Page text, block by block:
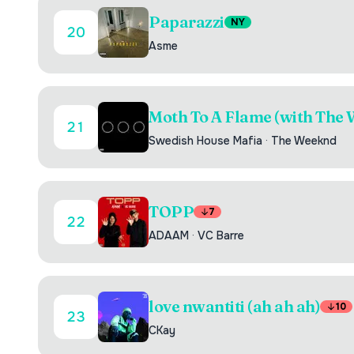
20
Paparazzi NY
Asme
21
Moth To A Flame (with The
Swedish House Mafia · The Weeknd
22
TOPP 7
ADAAM · VC Barre
23
love nwantiti (ah ah ah) 10
CKay